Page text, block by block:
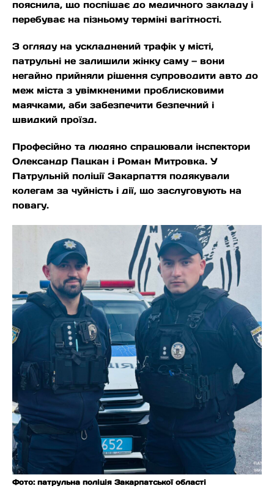
пояснила, що поспішає до медичного закладу і
перебуває на пізньому терміні вагітності.
З огляду на ускладнений трафік у місті,
патрульні не залишили жінку саму — вони
негайно прийняли рішення супроводити авто до
меж міста з увімкненими проблисковими
маячками, аби забезпечити безпечний і
швидкий проїзд.
Професійно та людяно спрацювали інспектори
Олександр Пацкан і Роман Митровка. У
Патрульній поліції Закарпаття подякували
колегам за чуйність і дії, що заслуговують на
повагу.
Фото: патрульна поліція Закарпатської області